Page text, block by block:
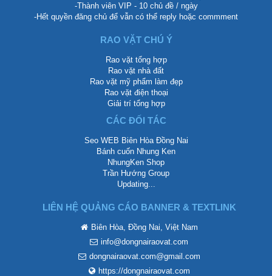
-Thành viên VIP - 10 chủ đề / ngày
-Hết quyền đăng chủ để vẫn có thể reply hoặc commment
RAO VẶT CHÚ Ý
Rao vặt tổng hợp
Rao vặt nhà đất
Rao vặt mỹ phẩm làm đẹp
Rao vặt điện thoại
Giải trí tổng hợp
CÁC ĐỐI TÁC
Seo WEB Biên Hòa Đồng Nai
Bánh cuốn Nhung Ken
NhungKen Shop
Trần Hướng Group
Updating...
LIÊN HỆ QUẢNG CÁO BANNER & TEXTLINK
Biên Hòa, Đồng Nai, Việt Nam
info@dongnairaovat.com
dongnairaovat.com@gmail.com
https://dongnairaovat.com